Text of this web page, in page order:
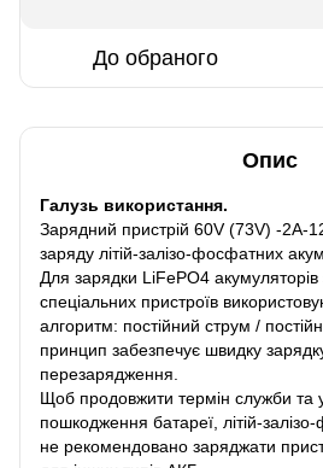
До обраного
Опис
Галузь використання.
Зарядний пристрій 60V (73V) -2A-
заряду літій-залізо-фосфатних
Для зарядки LiFePO4
спеціальних пристроїв
алгоритм: постійний струм /
принцип забезпечує швидку
перезарядження.
Щоб продовжити термін служби та
пошкодження батареї, літій-
не рекомендовано заряджати